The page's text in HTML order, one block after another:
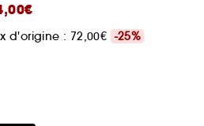
d'origine : 72,00€ -25%